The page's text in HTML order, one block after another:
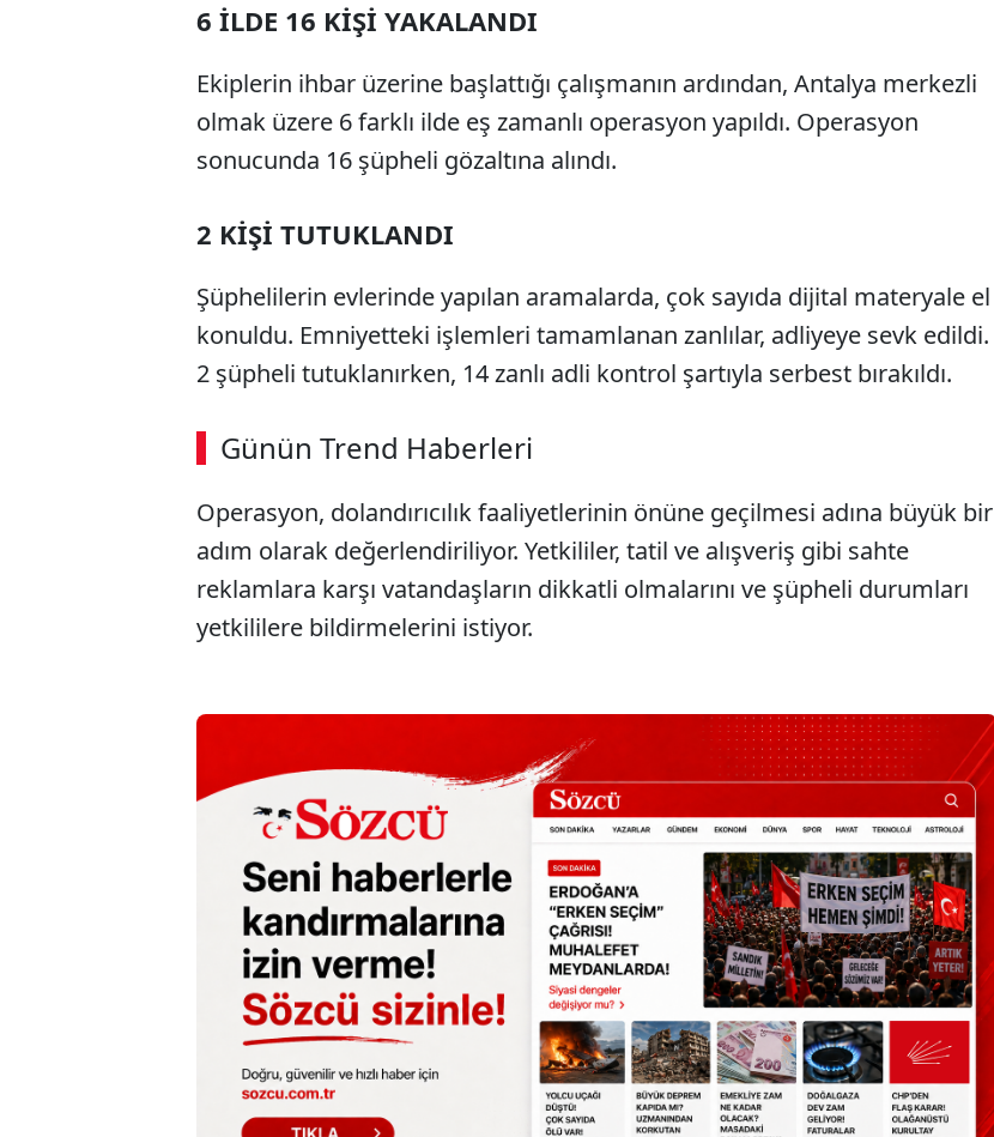
6 İLDE 16 KİŞİ YAKALANDI
Ekiplerin ihbar üzerine başlattığı çalışmanın ardından, Antalya merkezli
olmak üzere 6 farklı ilde eş zamanlı operasyon yapıldı. Operasyon
sonucunda 16 şüpheli gözaltına alındı.
2 KİŞİ TUTUKLANDI
Şüphelilerin evlerinde yapılan aramalarda, çok sayıda dijital materyale el
konuldu. Emniyetteki işlemleri tamamlanan zanlılar, adliyeye sevk edildi.
2 şüpheli tutuklanırken, 14 zanlı adli kontrol şartıyla serbest bırakıldı.
Günün Trend Haberleri
Operasyon, dolandırıcılık faaliyetlerinin önüne geçilmesi adına büyük bir
adım olarak değerlendiriliyor. Yetkililer, tatil ve alışveriş gibi sahte
reklamlara karşı vatandaşların dikkatli olmalarını ve şüpheli durumları
yetkililere bildirmelerini istiyor.